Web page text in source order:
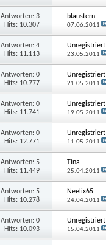
Antworten:3
Hits: 10.307
blaustern
07.06.2011
Antworten:4
Hits: 11.113
Unregistriert
23.05.2011
Antworten:0
Hits: 10.777
Unregistriert
21.05.2011
Antworten:0
Hits: 11.741
Unregistriert
19.05.2011
Antworten:0
Hits: 12.771
Unregistriert
11.05.2011
Antworten:5
Hits: 11.449
Tina
25.04.2011
Antworten:5
Hits: 10.278
Neelix65
24.04.2011
Antworten:0
Hits: 10.093
Unregistriert
15.04.2011